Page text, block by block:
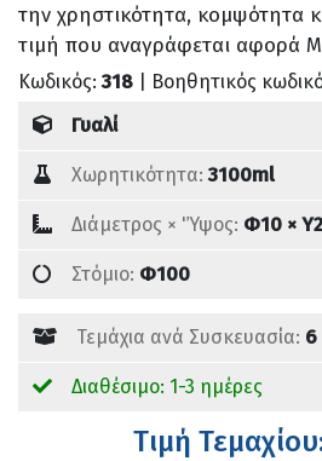
την χρηστικότητα, κομψότητα
τιμή που αναγράφεται αφορά
Κωδικός:318 | Βοηθητικός
Γυαλί
Χωρητικότητα:3100ml
Διάμετρος × 'Ύψος: Φ10 ×
Στόμιο: Φ100
Τεμάχια ανά Συσκευασία: 6
Διαθέσιμο: 1-3 ημέρες
Tιμή